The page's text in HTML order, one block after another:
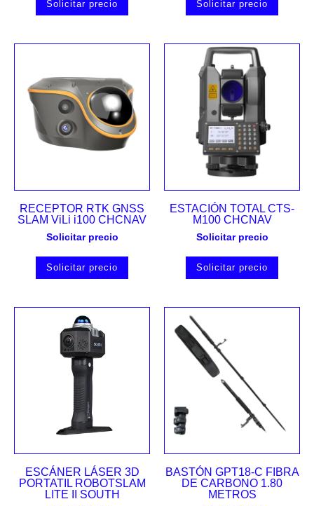
Solicitar precio Solicitar precio
RECEPTOR RTK GNSS
SLAM ViLi i100 CHCNAV
Solicitar precio
Solicitar precio
ESTACIÓN TOTAL CTS-
M100 CHCNAV
Solicitar precio
Solicitar precio
ESCÁNER LÁSER 3D
PORTATIL ROBOTSLAM
LITE II SOUTH
BASTÓN GPT18-C FIBRA
DE CARBONO 1.80
METROS